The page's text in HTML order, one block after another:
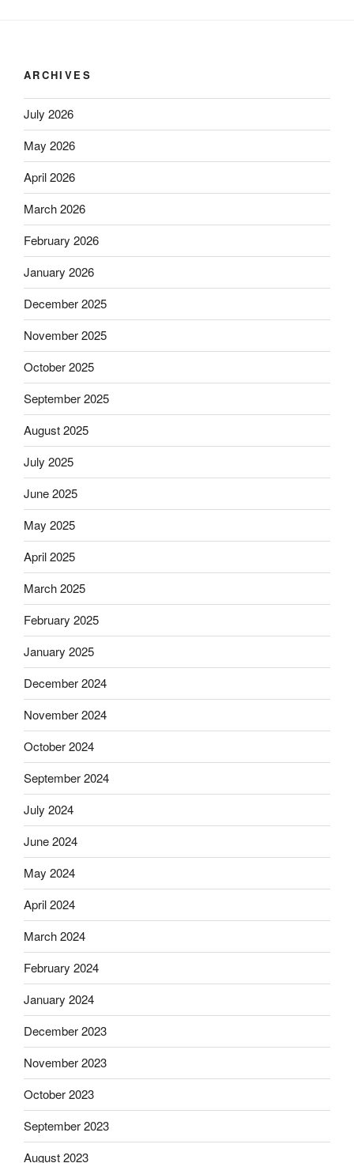
ARCHIVES
July 2026
May 2026
April 2026
March 2026
February 2026
January 2026
December 2025
November 2025
October 2025
September 2025
August 2025
July 2025
June 2025
May 2025
April 2025
March 2025
February 2025
January 2025
December 2024
November 2024
October 2024
September 2024
July 2024
June 2024
May 2024
April 2024
March 2024
February 2024
January 2024
December 2023
November 2023
October 2023
September 2023
August 2023